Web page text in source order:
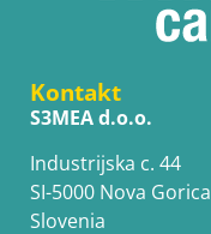
Kontakt
S3MEA d.o.o.
Industrijska c. 44
SI-5000 Nova Gorica
Slovenia